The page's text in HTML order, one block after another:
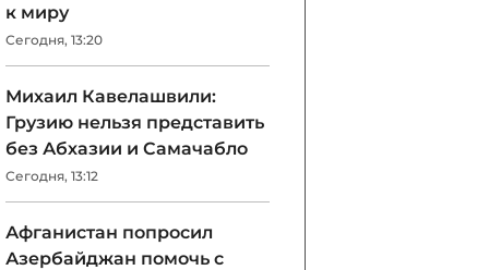
к миру
Сегодня, 13:20
Михаил Кавелашвили:
Грузию нельзя представить
без Абхазии и Самачабло
Сегодня, 13:12
Афганистан попросил
Азербайджан помочь с